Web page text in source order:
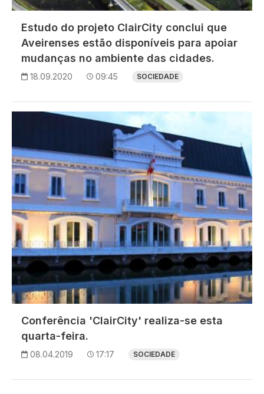
Estudo do projeto ClairCity conclui que
Aveirenses estão disponíveis para apoiar
mudanças no ambiente das cidades.
18.09.2020 09:45 SOCIEDADE
Conferência 'ClairCity' realiza-se esta
quarta-feira.
08.04.2019 17:17 SOCIEDADE